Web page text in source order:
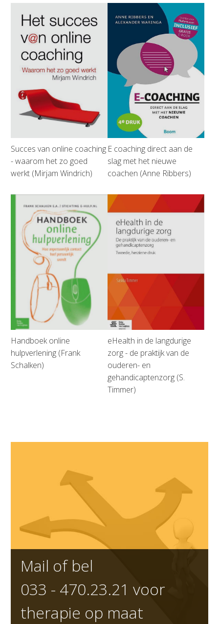
Succes van online coaching
- waarom het zo goed
werkt (Mirjam Windrich)
E coaching direct aan de
slag met het nieuwe
coachen (Anne Ribbers)
Handboek online
hulpverlening (Frank
Schalken)
eHealth in de langdurige
zorg - de praktijk van de
ouderen- en
gehandicaptenzorg (S.
Timmer)
Mail of bel
033 - 470.23.21 voor
therapie op maat